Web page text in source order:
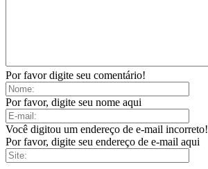
Por favor digite seu comentário!
Por favor, digite seu nome aqui
Você digitou um endereço de e-mail incorreto!
Por favor, digite seu endereço de e-mail aqui